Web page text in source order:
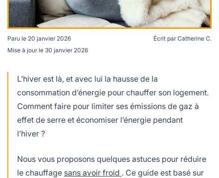
Il existe plusieurs astuces pour économiser l'énergie
Paru le 20 janvier 2026
Mise à jour le 30 janvier 2026
Écrit par Catherine C.
L’hiver est là, et avec lui la hausse de la
consommation d’énergie pour chauffer son logement.
Comment faire pour limiter ses émissions de gaz à
effet de serre et économiser l’énergie pendant
l’hiver ?
Nous vous proposons quelques astuces pour réduire
le chauffage sans avoir froid . Ce guide est basé sur